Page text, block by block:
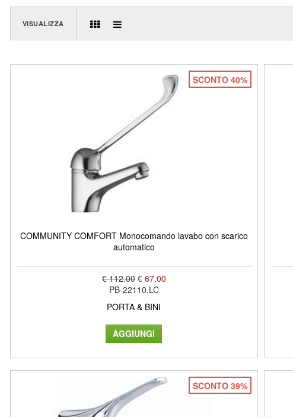
VISUALIZZA
SCONTO 40%
COMMUNITY COMFORT Monocomando lavabo con scarico
automatico
€ 112.00 € 67.00
PB-22110.LC
PORTA & BINI
SCONTO 39%